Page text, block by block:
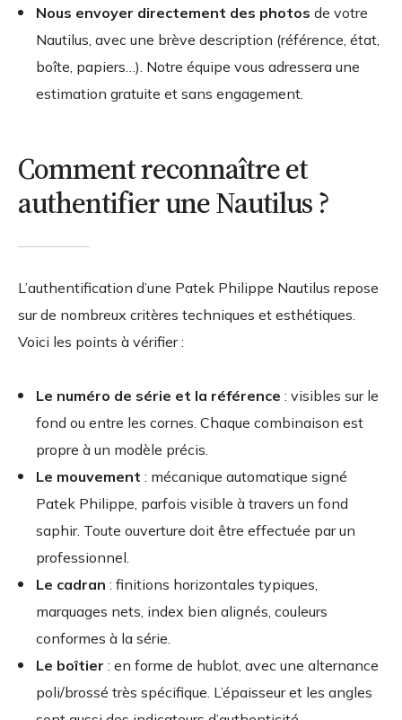
Nous envoyer directement des photos de votre
Nautilus, avec une brève description (référence, état,
boîte, papiers…). Notre équipe vous adressera une
estimation gratuite et sans engagement.
Comment reconnaître et
authentifier une Nautilus ?
L’authentification d’une Patek Philippe Nautilus repose
sur de nombreux critères techniques et esthétiques.
Voici les points à vérifier :
Le numéro de série et la référence : visibles sur le
fond ou entre les cornes. Chaque combinaison est
propre à un modèle précis.
Le mouvement : mécanique automatique signé
Patek Philippe, parfois visible à travers un fond
saphir. Toute ouverture doit être effectuée par un
professionnel.
Le cadran : finitions horizontales typiques,
marquages nets, index bien alignés, couleurs
conformes à la série.
Le boîtier : en forme de hublot, avec une alternance
poli/brossé très spécifique. L’épaisseur et les angles